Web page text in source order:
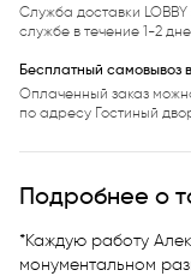
Служба доставки
службе в течение 1-2
Бесплатный самовывоз в
Оплаченный заказ
по адресу Гостиный
Подробнее о
*Каждую работу
монументальном